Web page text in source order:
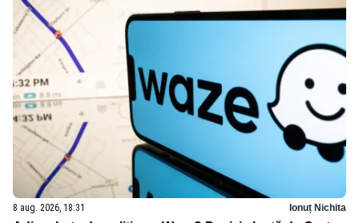
8 aug. 2026, 18:31 Ionuț Nichita